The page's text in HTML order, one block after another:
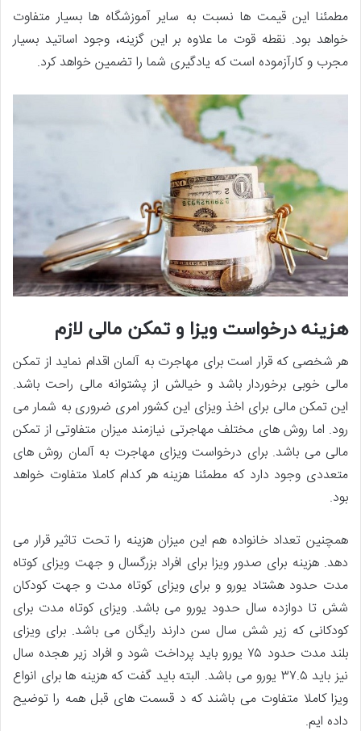
مطمئنا این قیمت ها نسبت به سایر آموزشگاه ها بسیار متفاوت
خواهد بود. نقطه قوت ما علاوه بر این گزینه، وجود اساتید بسیار
مجرب و کارآزموده است که یادگیری شما را تضمین خواهد کرد.
هزینه درخواست ویزا و تمکن مالی لازم
هر شخصی که قرار است برای مهاجرت به آلمان اقدام نماید از تمکن
مالی خوبی برخوردار باشد و خیالش از پشتوانه مالی راحت باشد.
این تمکن مالی برای اخذ ویزای این کشور امری ضروری به شمار می
رود. اما روش های مختلف مهاجرتی نیازمند میزان متفاوتی از تمکن
مالی می باشد. برای درخواست ویزای مهاجرت به آلمان روش های
متعددی وجود دارد که مطمئنا هزینه هر کدام کاملا متفاوت خواهد
بود‌.
همچنین تعداد خانواده هم این میزان هزینه را تحت تاثیر قرار می
دهد. هزینه برای صدور ویزا برای افراد بزرگسال و جهت ویزای کوتاه
مدت حدود هشتاد یورو و برای ویزای کوتاه مدت و جهت کودکان
شش تا دوازده سال حدود یورو می باشد. ویزای کوتاه مدت برای
کودکانی که زیر شش سال سن دارند رایگان می باشد. برای ویزای
بلند مدت حدود ۷۵ یورو باید پرداخت شود و افراد زیر هجده سال
نیز باید ۳۷.۵ یورو می باشد. البته باید گفت که هزینه‌ ها برای انواع
ویزا کاملا متفاوت می باشند که د قسمت های قبل همه را توضیح
داده ایم.